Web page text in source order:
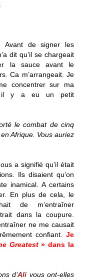
Avant de signer les
dit qu’il se chargeait
la sauce avant le
Ca m’arrangeait. Je
concentrer sur ma
il y a eu un petit
le combat de cinq
Afrique. Vous auriez
a signifié qu’il était
Ils disaient qu’on
inamical. A certains
. En plus de cela, le
de m’entraîner
dans la coupure.
ne me causait
confiant. Je
Greatest» dans la
d’Ali vous ont-elles